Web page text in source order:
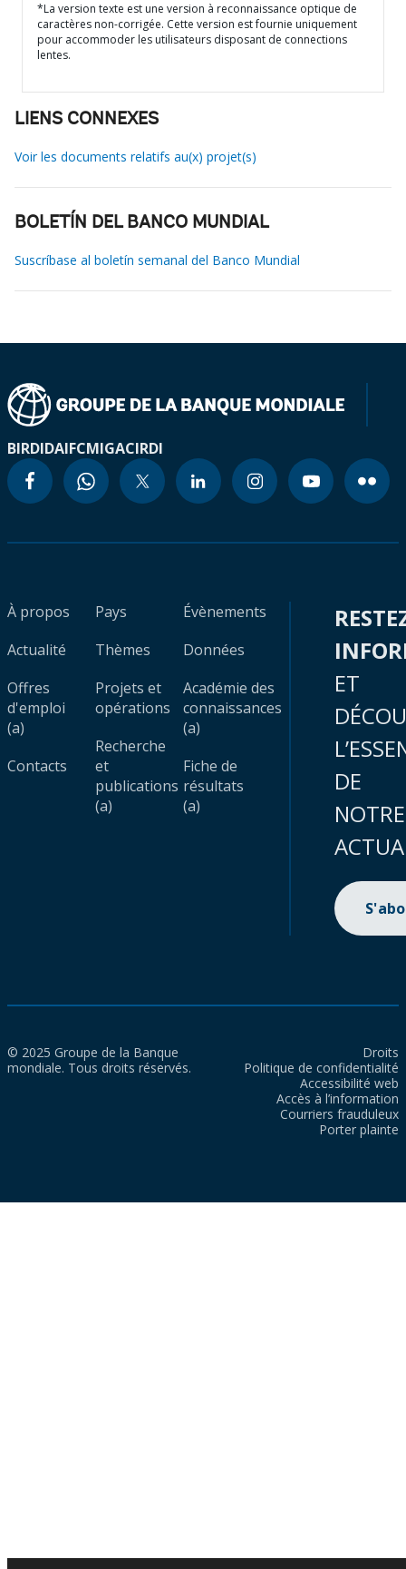
*La version texte est une version à reconnaissance optique de
caractères non-corrigée. Cette version est fournie uniquement
pour accommoder les utilisateurs disposant de connections
lentes.
LIENS CONNEXES
Voir les documents relatifs au(x) projet(s)
BOLETÍN DEL BANCO MUNDIAL
Suscríbase al boletín semanal del Banco Mundial
BIRDIDAIFCMIGACIRDI
À propos
Actualité
Offres
d'emploi
(a)
Contacts
Pays
Thèmes
Projets et
opérations
Recherche
et
publications
(a)
Évènements
Données
Académie des
connaissances
(a)
Fiche de
résultats
(a)
ET
DE
NOTRE
© 2025 Groupe de la Banque
mondiale. Tous droits réservés.
Droits
Politique de confidentialité
Accessibilité web
Accès à l’information
Courriers frauduleux
Porter plainte